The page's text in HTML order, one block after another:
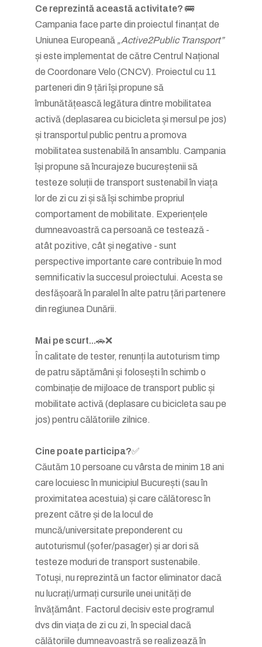
Ce reprezintă această activitate? 🚌
Campania face parte din proiectul finanțat de
Uniunea Europeană „Active2Public Transport”
și este implementat de către Centrul Național
de Coordonare Velo (CNCV). Proiectul cu 11
parteneri din 9 țări își propune să
îmbunătățească legătura dintre mobilitatea
activă (deplasarea cu bicicleta și mersul pe jos)
și transportul public pentru a promova
mobilitatea sustenabilă în ansamblu. Campania
își propune să încurajeze bucureștenii să
testeze soluții de transport sustenabil în viața
lor de zi cu zi și să își schimbe propriul
comportament de mobilitate. Experiențele
dumneavoastră ca persoană ce testează -
atât pozitive, cât și negative - sunt
perspective importante care contribuie în mod
semnificativ la succesul proiectului. Acesta se
desfășoară în paralel în alte patru țări partenere
din regiunea Dunării.
Mai pe scurt...🚗❌
În calitate de tester, renunți la autoturism timp
de patru săptămâni și folosești în schimb o
combinație de mijloace de transport public și
mobilitate activă (deplasare cu bicicleta sau pe
jos) pentru călătoriile zilnice.
Cine poate participa?✅
Căutăm 10 persoane cu vârsta de minim 18 ani
care locuiesc în municipiul București (sau în
proximitatea acestuia) și care călătoresc în
prezent către și de la locul de
muncă/universitate preponderent cu
autoturismul (șofer/pasager) și ar dori să
testeze moduri de transport sustenabile.
Totuși, nu reprezintă un factor eliminator dacă
nu lucrați/urmați cursurile unei unități de
învățământ. Factorul decisiv este programul
dvs din viața de zi cu zi, în special dacă
călătoriile dumneavoastră se realizează în